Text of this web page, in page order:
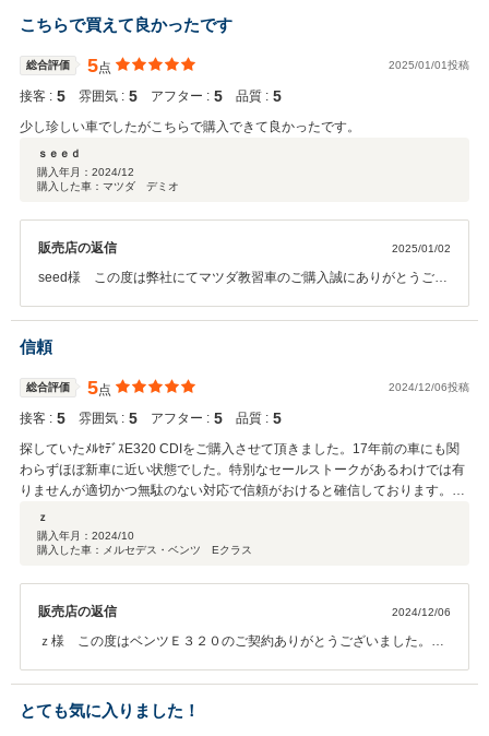
こちらで買えて良かったです
総合評価 5点 2025/01/01投稿
接客 : 5 雰囲気 : 5 アフター : 5 品質 : 5
少し珍しい車でしたがこちらで購入できて良かったです。
ｓｅｅｄ
購入年月： 2024/12
購入した車：マツダ デミオ
販売店の返信 2025/01/02
seed様 この度は弊社にてマツダ教習車のご購入誠にありがとうござ
納車まで済みこちらとしても安心いたしました。大変珍しいお車です
ので、末長くお乗りいただき、メンテナンス等でもまた弊社をご利用
頂けますと幸いです。今後ともどうぞよろしくお願い申し上げます。
信頼
総合評価 5点 2024/12/06投稿
接客 : 5 雰囲気 : 5 アフター : 5 品質 : 5
探していたﾒﾙｾﾃﾞｽE320 CDIをご購入させて頂きました。17年前の車にも関
わらずほぼ新車に近い状態でした。特別なセールストークがあるわけでは有
りませんが適切かつ無駄のない対応で信頼がおけると確信しております。関
連の整備工場も近くにあり迅速かつリーズナブルに対応して頂けます。何よ
りご推奨させて頂きたい点はこの車を探していくつか他のﾃﾞｨｰﾗｰさんと比較
させて頂きましたがｺｽﾄ面で断トツでした。2台目も探して貰おうと思ってお
ｚ
購入年月： 2024/10
購入した車：メルセデス・ベンツ Eクラス
販売店の返信 2024/12/06
ｚ様 この度はベンツＥ３２０のご契約ありがとうございました。ま
価のレビューを頂け大変嬉しく思います。整備は基本的に自社認証整
備工場での作業となりますので、車検やオイル交換、お車のお乗り換
え等でお付き合いいただけますと幸いです。今後とも末永くお付き合
とても気に入りました！